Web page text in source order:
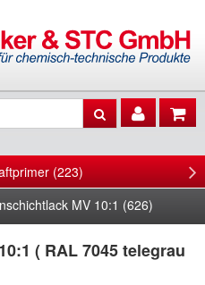
(223)
MV 10:1 (626)
( RAL 7045 telegrau